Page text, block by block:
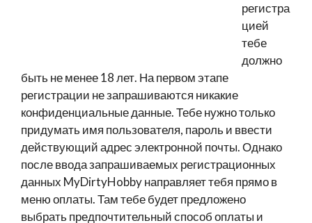
регистра
цией
тебе
должно
быть не менее 18 лет. На первом этапе
регистрации не запрашиваются никакие
конфиденциальные данные. Тебе нужно только
придумать имя пользователя, пароль и ввести
действующий адрес электронной почты. Однако
после ввода запрашиваемых регистрационных
данных MyDirtyHobby направляет тебя прямо в
меню оплаты. Там тебе будет предложено
выбрать предпочтительный способ оплаты и